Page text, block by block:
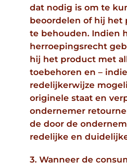
dat nodig is om te
beoordelen of hij het
te behouden. Indien
herroepingsrecht
hij het product met
toebehoren en –
redelijkerwijze
originele staat en
ondernemer
de door de
redelijke en
3. Wanneer de